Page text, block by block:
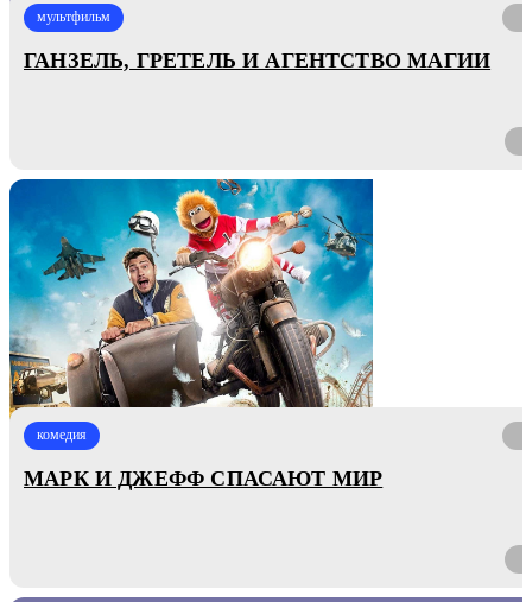
мультфильм
ГАНЗЕЛЬ, ГРЕТЕЛЬ И АГЕНТСТВО МАГИИ
комедия
МАРК И ДЖЕФФ СПАСАЮТ МИР